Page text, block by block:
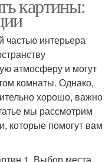
картины:
интерьера
атмосферу и могут
комнаты. Однако,
хорошо, важно
мы рассмотрим
которые помогут вам
1. Выбор места